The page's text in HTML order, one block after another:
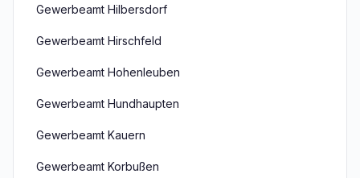
Gewerbeamt Hilbersdorf
Gewerbeamt Hirschfeld
Gewerbeamt Hohenleuben
Gewerbeamt Hundhaupten
Gewerbeamt Kauern
Gewerbeamt Korbußen